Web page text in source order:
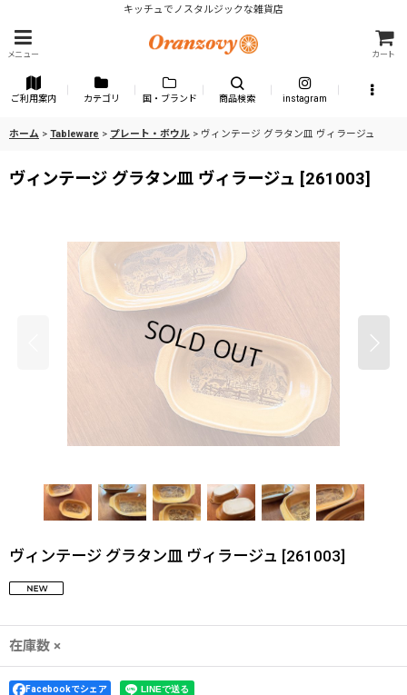
キッチュでノスタルジックな雑貨店
メニュー カート
ご利用案内 カテゴリ 国・ブランド 商品検索 instagram
ホーム > Tableware > プレート・ボウル > ヴィンテージ グラタン皿 ヴィラージュ
ヴィンテージ グラタン皿 ヴィラージュ [261003]
ヴィンテージ グラタン皿 ヴィラージュ [261003]
在庫数 ×
Facebookでシェア